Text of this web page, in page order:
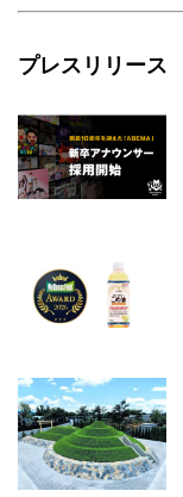
プレスリリース